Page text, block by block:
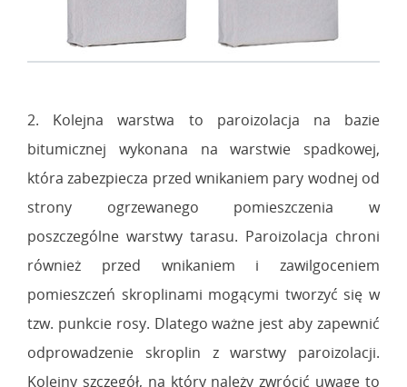
2. Kolejna warstwa to paroizolacja na bazie
bitumicznej wykonana na warstwie spadkowej,
która zabezpiecza przed wnikaniem pary wodnej od
strony ogrzewanego pomieszczenia w
poszczególne warstwy tarasu. Paroizolacja chroni
również przed wnikaniem i zawilgoceniem
pomieszczeń skroplinami mogącymi tworzyć się w
tzw. punkcie rosy. Dlatego ważne jest aby zapewnić
odprowadzenie skroplin z warstwy paroizolacji.
Kolejny szczegół, na który należy zwrócić uwagę to